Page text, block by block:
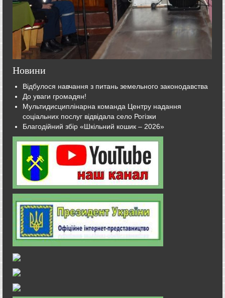
Новини
Відбулося навчання з питань земельного законодавства
До уваги громадян!
Мультидисциплінарна команда Центру надання
соціальних послуг відвідала село Рогізки
Благодійний збір «Шкільний кошик – 2026»